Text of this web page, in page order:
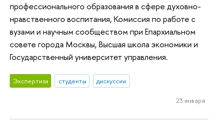
профессионального образования в сфере духовно-
нравственного воспитания, Комиссия по работе с
вузами и научным сообществом при Епархиальном
совете города Москвы, Высшая школа экономики и
Государственный университет управления.
Экспертиза студенты дискуссии
23 января